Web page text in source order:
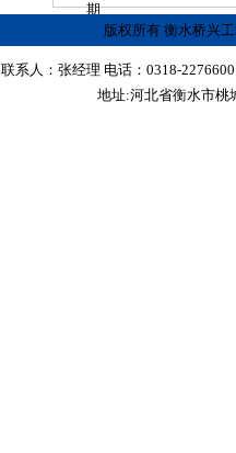
期
版权所有 衡水桥兴
联系人：张经理 电话：0318-
地址:河北省衡水市桃